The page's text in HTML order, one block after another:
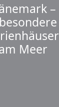
–
Meer